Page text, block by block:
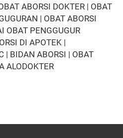
ABORSI DOKTER | OBAT
| OBAT ABORSI
OBAT PENGGUGUR
DI APOTEK |
| BIDAN ABORSI | OBAT
ALODOKTER